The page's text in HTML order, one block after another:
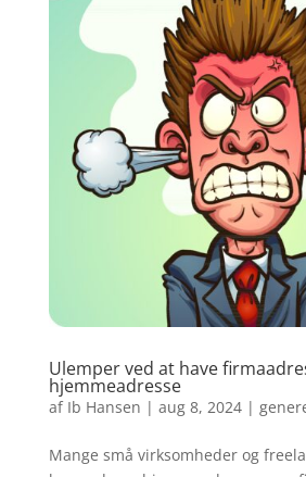
Ulemper ved at have
hjemmeadresse
af Ib Hansen | aug 8, 2024|
Mange små virksomheder og